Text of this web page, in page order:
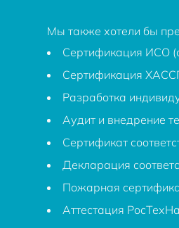
Мы также хотели бы
Сертификация ИСО
Сертификация
Разработка
Аудит и внедрение
Сертификат
Декларация
Пожарная
Аттестация